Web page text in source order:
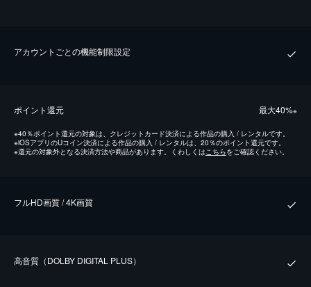
アカウントごとの機能制限設定
ポイント還元 最⼤40%※
※40％ポイント還元の対象は、クレジットカード決済による作品の購入 / レンタルです。
※iOSアプリのUコイン決済による作品の購入 / レンタルは、20％のポイント還元です。
※還元の対象外となる決済方法や商品があります。くわしくはこちらをご確認ください。
フルHD画質 / 4K画質
⾼⾳質（DOLBY DIGITAL PLUS）